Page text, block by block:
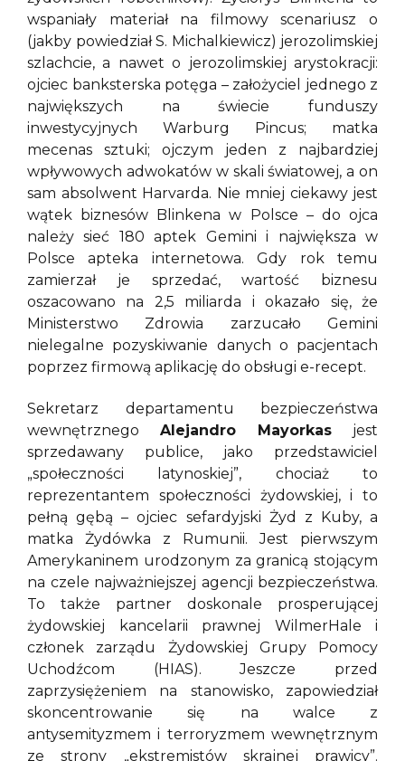
wspaniały materiał na filmowy scenariusz o
(jakby powiedział S. Michalkiewicz) jerozolimskiej
szlachcie, a nawet o jerozolimskiej arystokracji:
ojciec banksterska potęga – założyciel jednego z
największych na świecie funduszy
inwestycyjnych Warburg Pincus; matka
mecenas sztuki; ojczym jeden z najbardziej
wpływowych adwokatów w skali światowej, a on
sam absolwent Harvarda. Nie mniej ciekawy jest
wątek biznesów Blinkena w Polsce – do ojca
należy sieć 180 aptek Gemini i największa w
Polsce apteka internetowa. Gdy rok temu
zamierzał je sprzedać, wartość biznesu
oszacowano na 2,5 miliarda i okazało się, że
Ministerstwo Zdrowia zarzucało Gemini
nielegalne pozyskiwanie danych o pacjentach
poprzez firmową aplikację do obsługi e-recept.
Sekretarz departamentu bezpieczeństwa
wewnętrznego Alejandro Mayorkas jest
sprzedawany publice, jako przedstawiciel
„społeczności latynoskiej”, chociaż to
reprezentantem społeczności żydowskiej, i to
pełną gębą – ojciec sefardyjski Żyd z Kuby, a
matka Żydówka z Rumunii. Jest pierwszym
Amerykaninem urodzonym za granicą stojącym
na czele najważniejszej agencji bezpieczeństwa.
To także partner doskonale prosperującej
żydowskiej kancelarii prawnej WilmerHale i
członek zarządu Żydowskiej Grupy Pomocy
Uchodźcom (HIAS). Jeszcze przed
zaprzysiężeniem na stanowisko, zapowiedział
skoncentrowanie się na walce z
antysemityzmem i terroryzmem wewnętrznym
ze strony „ekstremistów skrajnej prawicy”.